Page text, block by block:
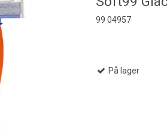
99 04957
På lager